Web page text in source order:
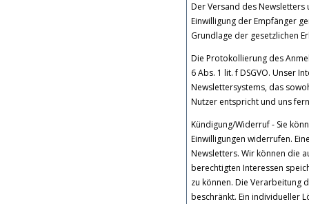
Der Versand des
Einwilligung der Empfänger
Grundlage der gesetzlichen
Die Protokollierung des
6 Abs. 1 lit. f DSGVO. Unser
Newslettersystems, das
Nutzer entspricht und uns
Kündigung/Widerruf - Sie
Einwilligungen widerrufen.
Newsletters. Wir können die
berechtigten Interessen
zu können. Die Verarbeitung
beschränkt. Ein individueller